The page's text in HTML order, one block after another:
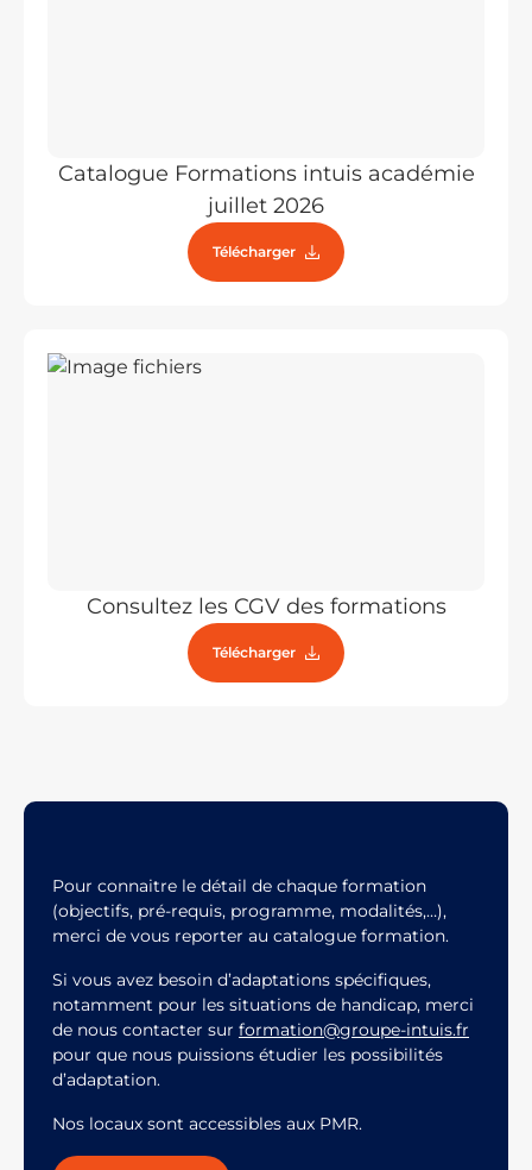
Catalogue Formations intuis académie
juillet 2026
Télécharger
Consultez les CGV des formations
Télécharger
Pour connaitre le détail de chaque formation
(objectifs, pré-requis, programme, modalités,…),
merci de vous reporter au catalogue formation.
Si vous avez besoin d’adaptations spécifiques,
notamment pour les situations de handicap, merci
de nous contacter sur formation@groupe-intuis.fr
pour que nous puissions étudier les possibilités
d’adaptation.
Nos locaux sont accessibles aux PMR.